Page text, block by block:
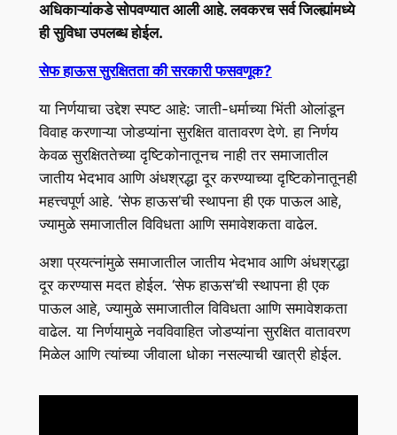
अधिकाऱ्यांकडे सोपवण्यात आली आहे. लवकरच सर्व जिल्ह्यांमध्ये
ही सुविधा उपलब्ध होईल.
सेफ हाऊस सुरक्षितता की सरकारी फसवणूक?
या निर्णयाचा उद्देश स्पष्ट आहे: जाती-धर्माच्या भिंती ओलांडून
विवाह करणाऱ्या जोडप्यांना सुरक्षित वातावरण देणे. हा निर्णय
केवळ सुरक्षिततेच्या दृष्टिकोनातूनच नाही तर समाजातील
जातीय भेदभाव आणि अंधश्रद्धा दूर करण्याच्या दृष्टिकोनातूनही
महत्त्वपूर्ण आहे. ‘सेफ हाऊस’ची स्थापना ही एक पाऊल आहे,
ज्यामुळे समाजातील विविधता आणि समावेशकता वाढेल.
अशा प्रयत्नांमुळे समाजातील जातीय भेदभाव आणि अंधश्रद्धा
दूर करण्यास मदत होईल. ‘सेफ हाऊस’ची स्थापना ही एक
पाऊल आहे, ज्यामुळे समाजातील विविधता आणि समावेशकता
वाढेल. या निर्णयामुळे नवविवाहित जोडप्यांना सुरक्षित वातावरण
मिळेल आणि त्यांच्या जीवाला धोका नसल्याची खात्री होईल.